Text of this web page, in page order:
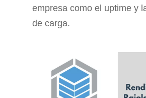
empresa como el uptime y
de carga.